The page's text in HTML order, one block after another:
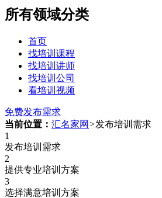
所有领域分类
首页
找培训课程
找培训讲师
找培训公司
看培训视频
免费发布需求
当前位置： 汇名家网 >发布培训需求
1
发布培训需求
2
提供专业培训方案
3
选择满意培训方案